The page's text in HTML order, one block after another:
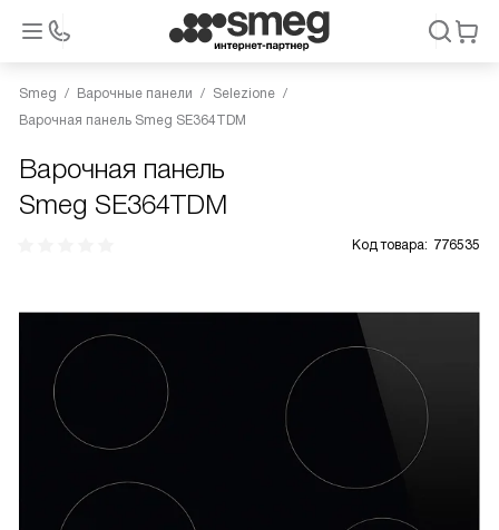
Smeg Варочные панели
Selezione
Варочная панель Smeg SE364TDM
Варочная панель
Smeg SE364TDM
Код товара: 776535